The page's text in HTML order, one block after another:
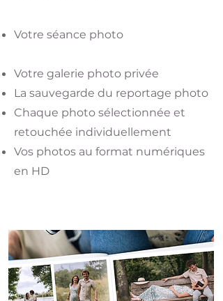
Votre séance photo
Votre galerie photo privée
La sauvegarde du reportage photo
Chaque photo sélectionnée et
retouchée individuellement
Vos photos au format numériques
en HD